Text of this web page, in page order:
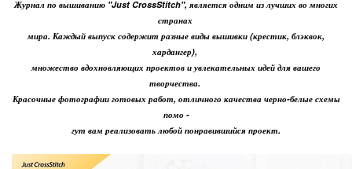
Журнал по вышиванию "Just CrossStitch", является одним из лучших во многих
странах
мира. Каждый выпуск содержит разные виды вышивки (крестик, блэквок,
хардангер),
множество вдохновляющих проектов и увлекательных идей для вашего
творчества.
Красочные фотографии готовых работ, отличного качества черно-белые схемы
помо -
гут вам реализовать любой понравившийся проект.